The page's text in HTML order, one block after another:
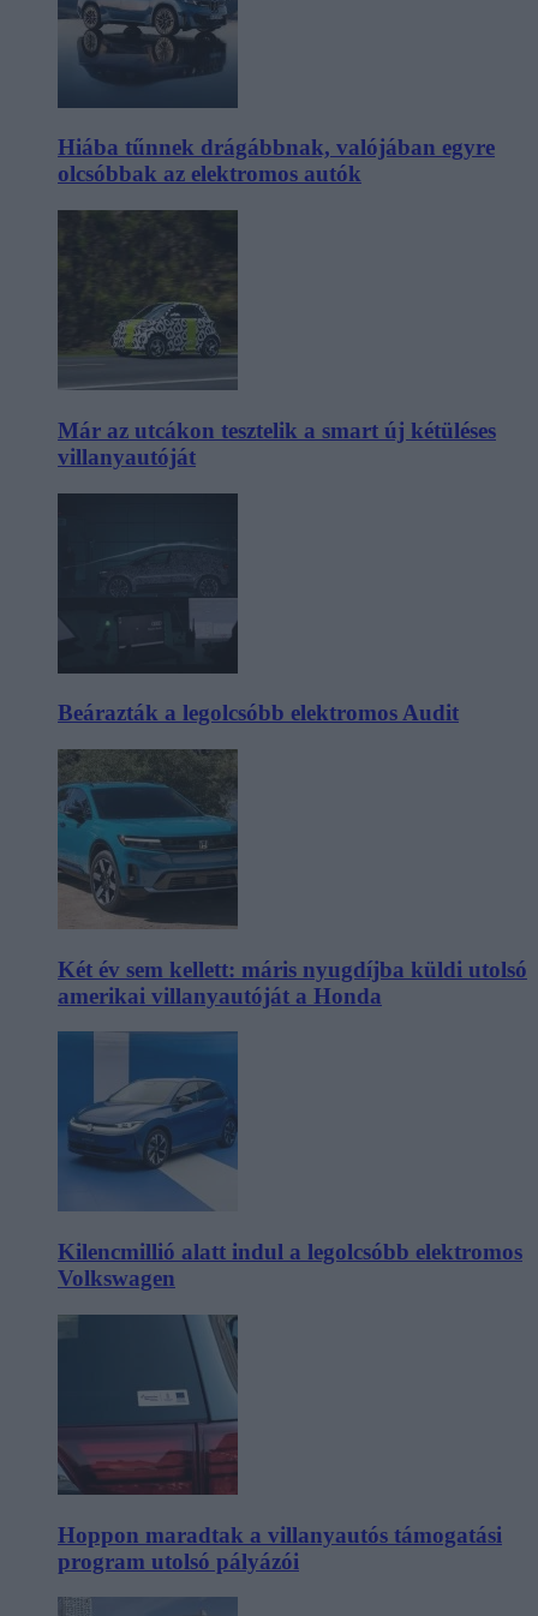
Hiába tűnnek drágábbnak, valójában egyre
olcsóbbak az elektromos autók
Már az utcákon tesztelik a smart új kétüléses
villanyautóját
Beárazták a legolcsóbb elektromos Audit
Két év sem kellett: máris nyugdíjba küldi utolsó
amerikai villanyautóját a Honda
Kilencmillió alatt indul a legolcsóbb elektromos
Volkswagen
Hoppon maradtak a villanyautós támogatási
program utolsó pályázói